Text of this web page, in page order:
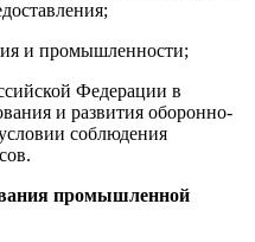
и промышленности;
Федерации в
и развития оборонно-
соблюдения
промышленной